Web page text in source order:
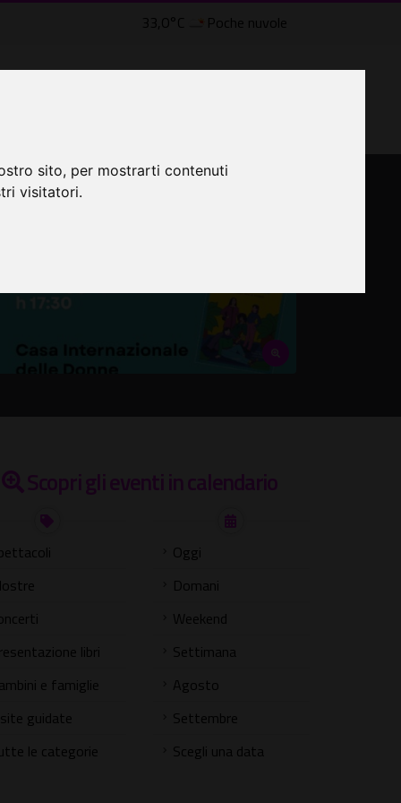
sito, per mostrarti contenuti
visitatori.
33,0°C Poche nuvole
Scopri gli eventi in calendario
libri
e famiglie
guidate
le categorie
Oggi
Domani
Weekend
Settimana
Agosto
Settembre
Scegli una data